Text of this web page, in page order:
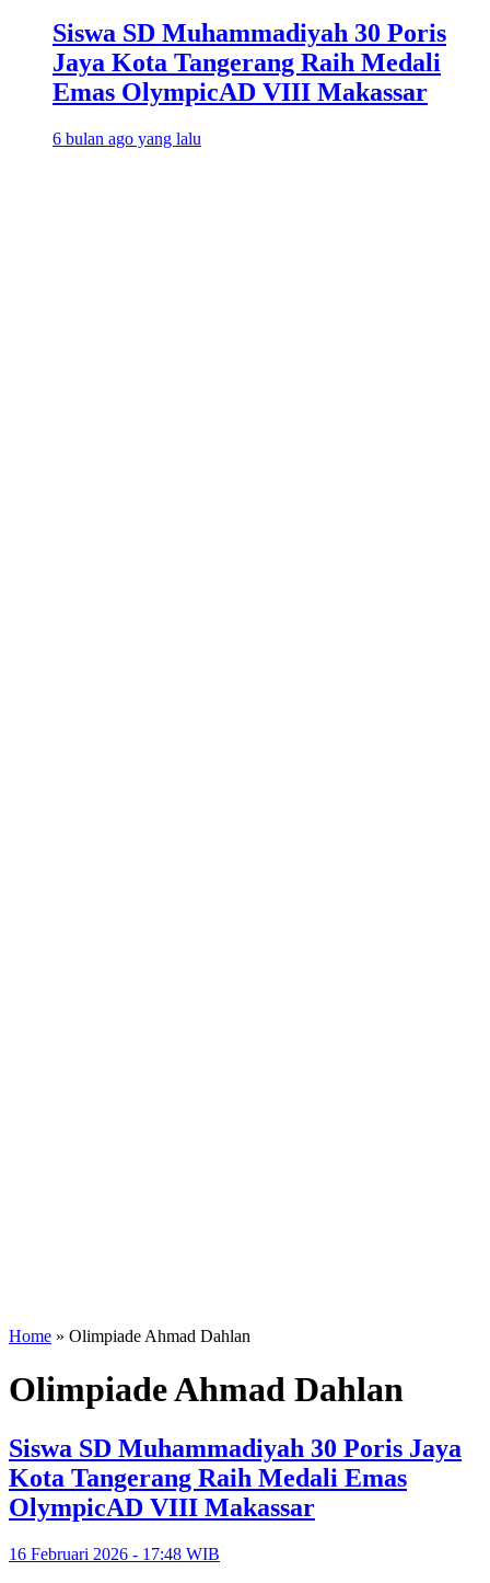
Siswa SD Muhammadiyah 30 Poris
Jaya Kota Tangerang Raih Medali
Emas OlympicAD VIII Makassar
6 bulan ago yang lalu
Home » Olimpiade Ahmad Dahlan
Olimpiade Ahmad Dahlan
Siswa SD Muhammadiyah 30 Poris Jaya
Kota Tangerang Raih Medali Emas
OlympicAD VIII Makassar
16 Februari 2026 - 17:48 WIB